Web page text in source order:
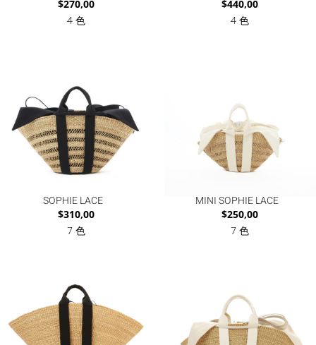
$270,00
4 色
$440,00
4 色
SOPHIE LACE
$310,00
7 色
MINI SOPHIE LACE
$250,00
7 色